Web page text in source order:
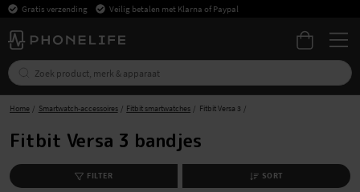
Gratis verzending Veilig betalen met Klarna of Paypal
Home Smartwatch-accessoires Fitbit smartwatches Fitbit Versa 3
Fitbit Versa 3 bandjes
FILTER SORT